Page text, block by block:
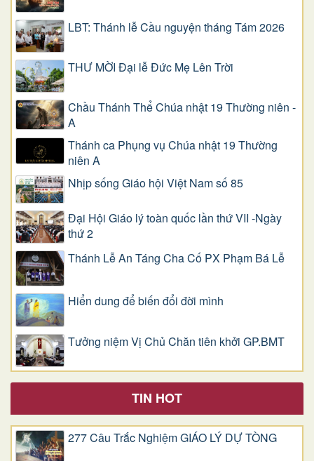
LBT: Thánh lễ Cầu nguyện tháng Tám 2026
THƯ MỜI Đại lễ Đức Mẹ Lên Trời
Chầu Thánh Thể Chúa nhật 19 Thường niên -
A
Thánh ca Phụng vụ Chúa nhật 19 Thường
niên A
Nhịp sống Giáo hội Việt Nam số 85
Đại Hội Giáo lý toàn quốc lần thứ VII -Ngày
thứ 2
Thánh Lễ An Táng Cha Cố PX Phạm Bá Lễ
Hiển dung để biến đổi đời mình
Tưởng niệm Vị Chủ Chăn tiên khởi GP.BMT
TIN HOT
277 Câu Trắc Nghiệm GIÁO LÝ DỰ TÒNG